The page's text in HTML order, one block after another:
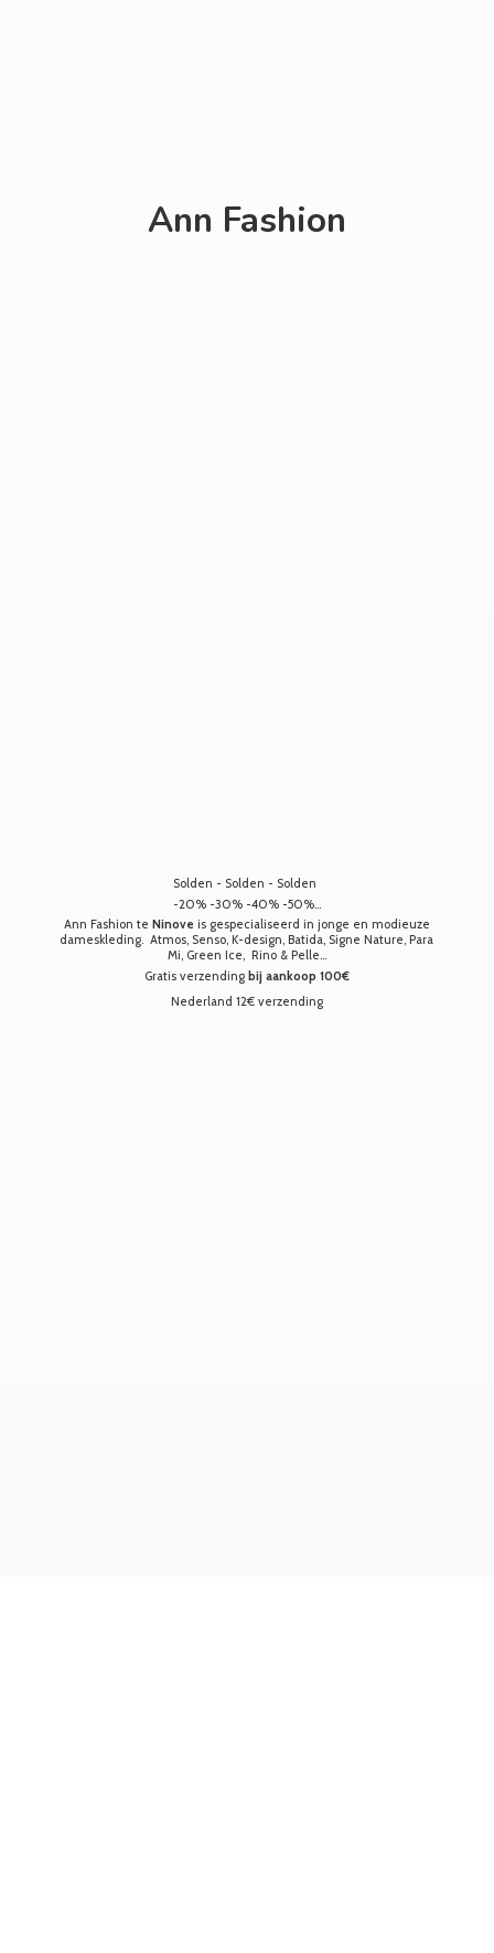
Ann Fashion
Solden - Solden - Solden
-20% -30% -40% -50%...
Ann Fashion te Ninove is gespecialiseerd in jonge en modieuze
dameskleding. Atmos, Senso, K-design, Batida, Signe Nature, Para
Mi, Green Ice, Rino & Pelle...
Gratis verzending bij aankoop 100€
Nederland 12€ verzending